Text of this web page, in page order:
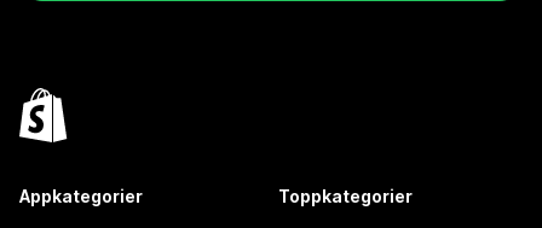
Appkategorier Toppkategorier